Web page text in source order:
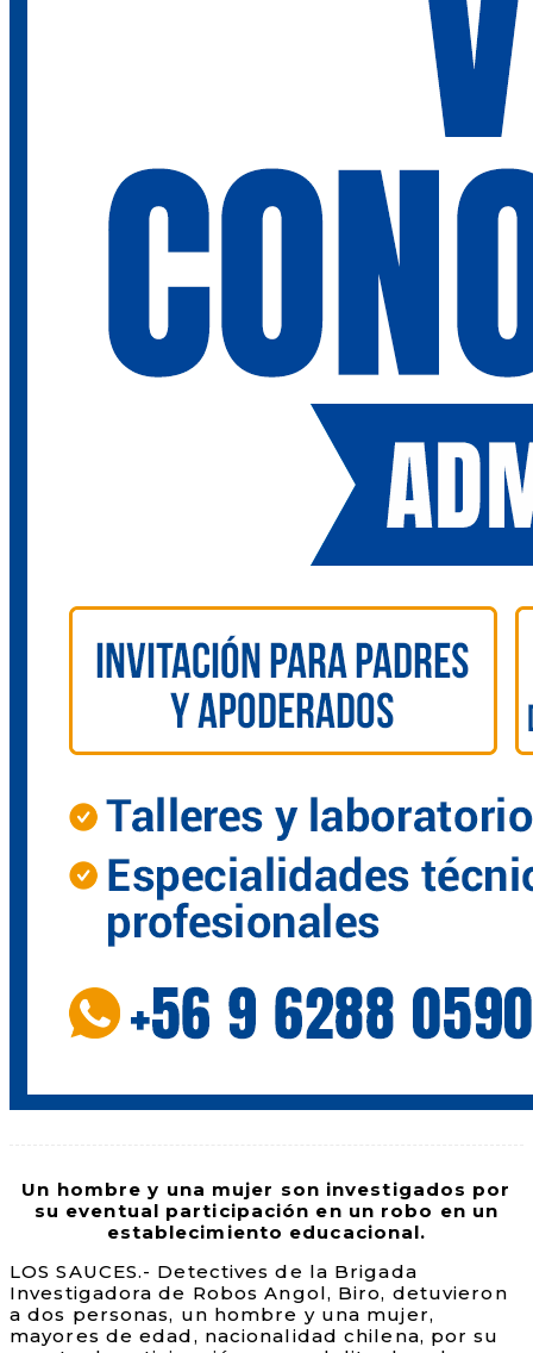
Un hombre y una mujer son investigados por
su eventual participación en un robo en un
establecimiento educacional.
LOS SAUCES.- Detectives de la Brigada
Investigadora de Robos Angol, Biro, detuvieron
a dos personas, un hombre y una mujer,
mayores de edad, nacionalidad chilena, por su